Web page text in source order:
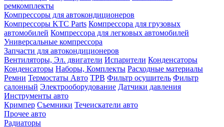
ремкомплекты
Компрессоры для автокондиционеров
Компрессоры KTC Parts Компрессора для грузовых
автомобилей Компрессора для легковых автомобилей
Универсальные компрессора
Запчасти для автокондиционеров
Вентиляторы, Эл. двигатели Испарители Конденсаторы
Конденсаторы Наборы, Комплекты Расходные материалы
Ремни Термостаты Авто ТРВ Фильтр осушитель Фильтр
салонный Электрооборудование Датчики давления
Инструменты авто
Кримпер Съемники Течеискатели авто
Прочее авто
Радиаторы